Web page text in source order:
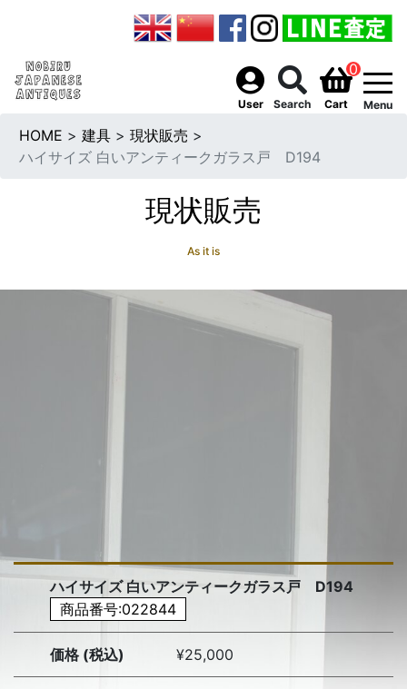
User Search
0
Cart Menu
HOME > 建具 > 現状販売 >
ハイサイズ 白いアンティークガラス戸 D194
現状販売
As it is
ハイサイズ 白いアンティークガラス戸 D194
商品番号:022844
価格 (税込) ¥25,000